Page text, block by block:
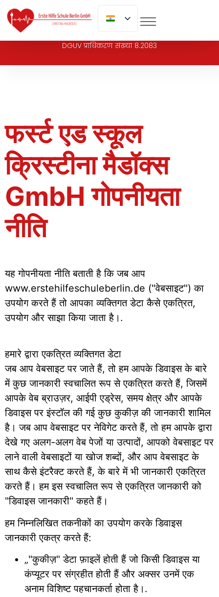
जाएं
DGUV प्राधिकरण संख्या 8.2083
फर्स्ट एड स्कूल
क्रिस्टीना मैडॉक्स
GmbH गोपनीयता
नीति
यह गोपनीयता नीति बताती है कि जब आप
www.erstehilfeschuleberlin.de ("वेबसाइट") का
उपयोग करते हैं तो आपका व्यक्तिगत डेटा कैसे एकत्रित,
उपयोग और साझा किया जाता है।.
हमारे द्वारा एकत्रित व्यक्तिगत डेटा
जब आप वेबसाइट पर जाते हैं, तो हम आपके डिवाइस के बारे
में कुछ जानकारी स्वचालित रूप से एकत्रित करते हैं, जिसमें
आपके वेब ब्राउज़र, आईपी एड्रेस, समय क्षेत्र और आपके
डिवाइस पर इंस्टॉल की गई कुछ कुकीज़ की जानकारी शामिल
है। जब आप वेबसाइट पर नेविगेट करते हैं, तो हम आपके द्वारा
देखे गए अलग-अलग वेब पेजों या उत्पादों, आपको वेबसाइट पर
लाने वाली वेबसाइटों या खोज शब्दों, और आप वेबसाइट के
साथ कैसे इंटरैक्ट करते हैं, के बारे में भी जानकारी एकत्रित
करते हैं। हम इस स्वचालित रूप से एकत्रित जानकारी को
"डिवाइस जानकारी" कहते हैं।
हम निम्नलिखित तकनीकों का उपयोग करके डिवाइस
जानकारी एकत्र करते हैं:
„"कुकीज़" डेटा फ़ाइलें होती हैं जो किसी डिवाइस या
कंप्यूटर पर संग्रहीत होती हैं और अक्सर उनमें एक
अनाम विशिष्ट पहचानकर्ता होता है।.